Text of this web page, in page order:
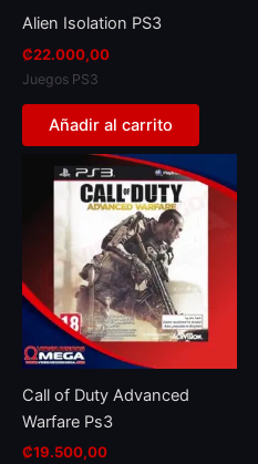
Alien Isolation PS3
₡22.000,00
Juegos PS3
Añadir al carrito
Call of Duty Advanced
Warfare Ps3
₡19.500,00